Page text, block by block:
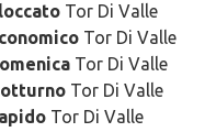
Tor Di Valle
Tor Di Valle
Tor Di Valle
Tor Di Valle
Tor Di Valle